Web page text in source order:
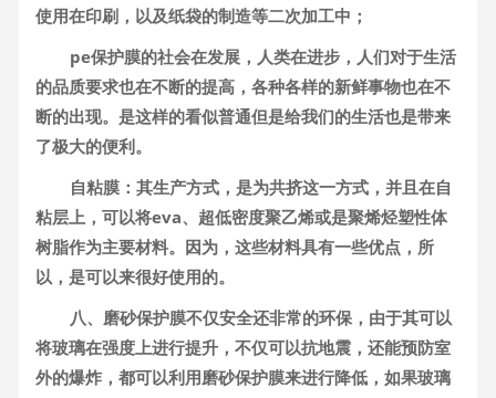
使用在印刷，以及纸袋的制造等二次加工中；
pe保护膜的社会在发展，人类在进步，人们对于生活
的品质要求也在不断的提高，各种各样的新鲜事物也在不
断的出现。是这样的看似普通但是给我们的生活也是带来
了极大的便利。
自粘膜：其生产方式，是为共挤这一方式，并且在自
粘层上，可以将eva、超低密度聚乙烯或是聚烯烃塑性体
树脂作为主要材料。因为，这些材料具有一些优点，所
以，是可以来很好使用的。
八、磨砂保护膜不仅安全还非常的环保，由于其可以
将玻璃在强度上进行提升，不仅可以抗地震，还能预防室
外的爆炸，都可以利用磨砂保护膜来进行降低，如果玻璃